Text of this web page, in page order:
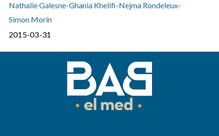
Nathalie Galesne-Ghania Khelifi-Nejma Rondeleux-
Simon Morin
2015-03-31